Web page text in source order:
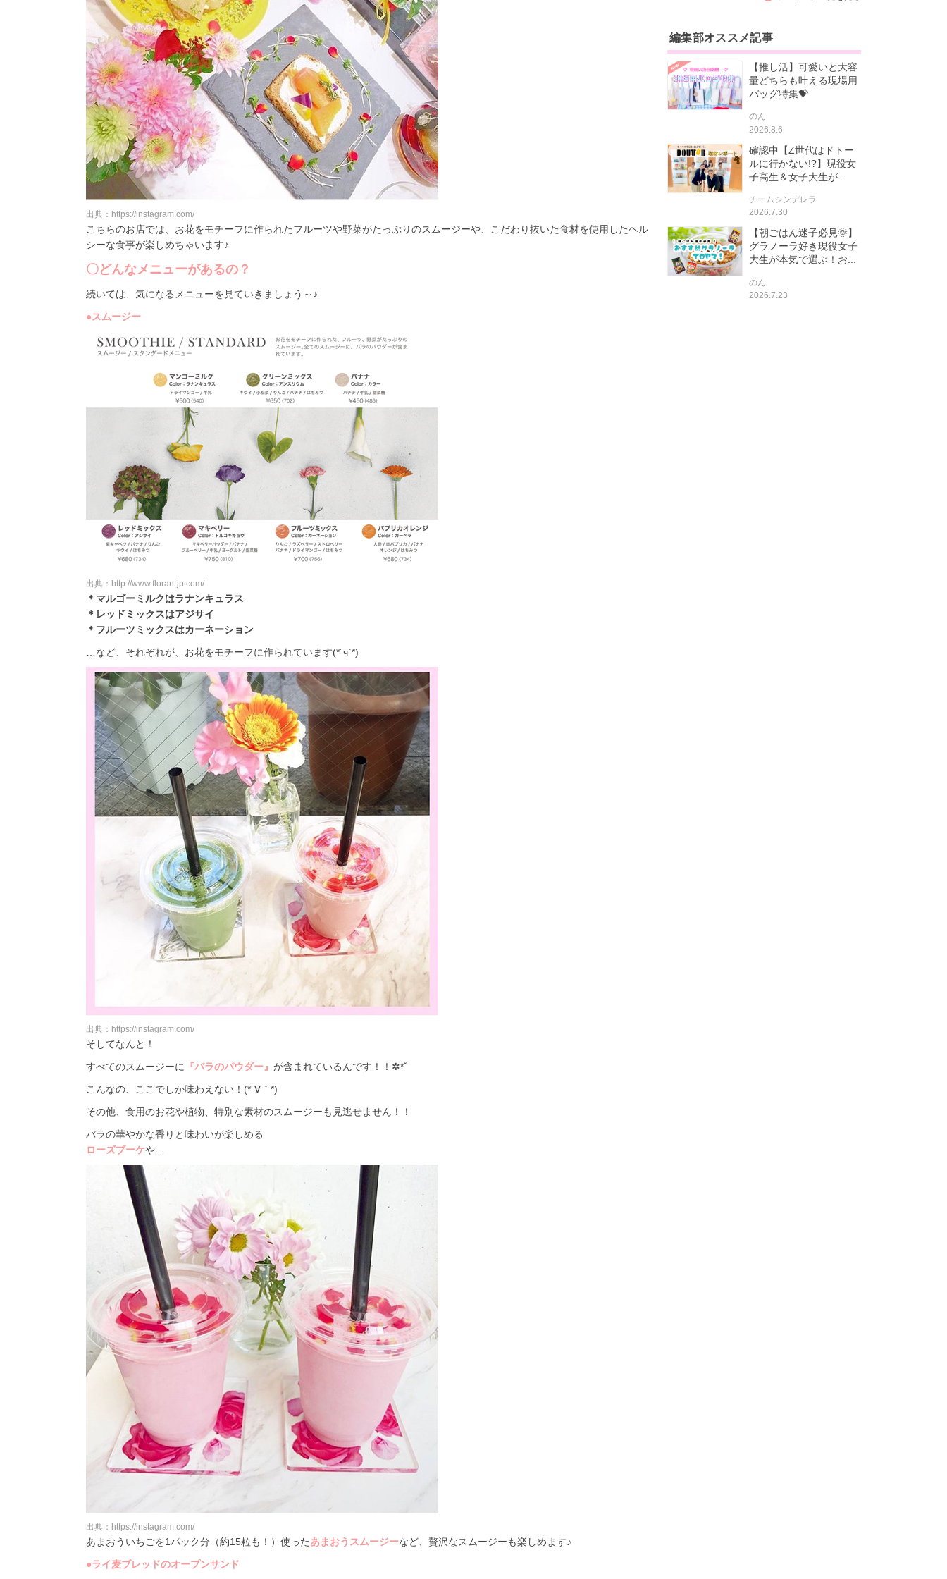
出典：https://instagram.com/
こちらのお店では、お花をモチーフに作られたフルーツや野菜がたっぷりのスムージーや、こだわり抜いた食材を使用したヘル
シーな食事が楽しめちゃいます♪
〇どんなメニューがあるの？
続いては、気になるメニューを見ていきましょう～♪
●スムージー
出典：http://www.floran-jp.com/
＊マルゴーミルクはラナンキュラス
＊レッドミックスはアジサイ
＊フルーツミックスはカーネーション
…など、それぞれが、お花をモチーフに作られています(*´ч`*)
出典：https://instagram.com/
そしてなんと！
すべてのスムージーに
『バラのパウダー』 が含まれているんです！！✲*ﾟ
こんなの、ここでしか味わえない！(*´∀｀*)
その他、食用のお花や植物、特別な素材のスムージーも見逃せません！！
バラの華やかな香りと味わいが楽しめる
ローズブーケや…
出典：https://instagram.com/
あまおういちごを1パック分（約15粒も！）使ったあまおうスムージーなど、贅沢なスムージーも楽しめます♪
●ライ麦ブレッドのオープンサンド
編集部オススメ記事
【推し活】可愛いと大容
量どちらも叶える現場用
バッグ特集💝
のん
2026.8.6
確認中【Z世代はドトー
ルに行かない!?】現役女
子高生＆女子大生が...
チームシンデレラ
2026.7.30
【朝ごはん迷子必見🌞】
グラノーラ好き現役女子
大生が本気で選ぶ！お...
のん
2026.7.23